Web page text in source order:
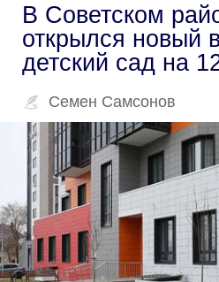
В Советском
открылся новый
детский сад на
Семен Самсонов